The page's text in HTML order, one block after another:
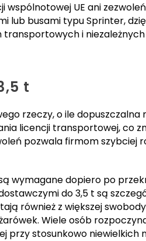
UE ani zezwoleń
lub busami typu Sprinter,
i
t
rzeczy, o ile dopuszczalna
licencji transportowej, co
pozwala firmom szybciej
wymagane dopiero po
do 3,5 t są
również z większej
Wiele osób
przy stosunkowo niewielkich